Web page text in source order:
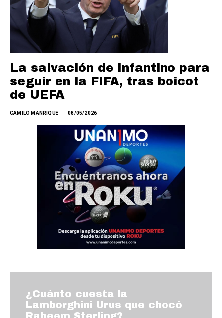
La salvación de Infantino para
seguir en la FIFA, tras boicot
de UEFA
CAMILO MANRIQUE 08/05/2026
¿Cuánto cuesta la
Lamborghini Urus que chocó
Raheem Sterling?